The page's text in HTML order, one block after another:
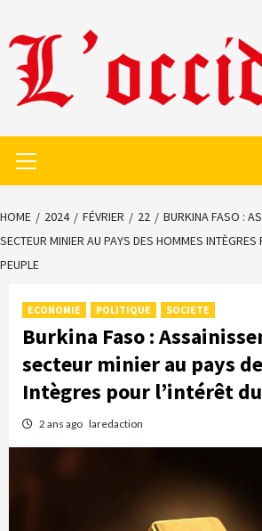
to
content
Menu
HOME 2024 FÉVRIER 22
BURKINA FASO :
SECTEUR MINIER AU PAYS DES HOMMES INTÈGRES
PEUPLE
ECONOMIE POLITIQUE SOCIETE
Burkina Faso :
secteur minier au pays
Intègres pour l’intérêt
2 ans ago laredaction